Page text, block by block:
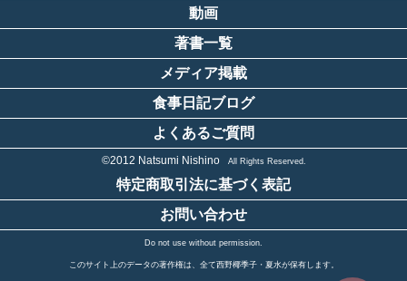
動画
著書一覧
メディア掲載
食事日記ブログ
よくあるご質問
特定商取引法に基づく表記
お問い合わせ
©2012 Natsumi NishinoAll Rights Reserved.
Do not use without permission.
このサイト上のデータの著作権は、全て西野椰季子・夏水が保有します。